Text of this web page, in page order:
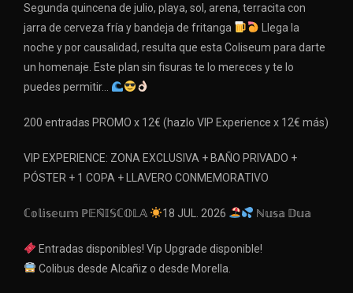
Segunda quincena de julio, playa, sol, arena, terracita con
jarra de cerveza fría y bandeja de fritanga
Llega la
noche y por causalidad, resulta que esta Coliseum para darte
un homenaje. Este plan sin fisuras te lo mereces y te lo
puedes permitir…
200 entradas PROMO x 12€ (hazlo VIP Experience x 12€ más)
VIP EXPERIENCE: ZONA EXCLUSIVA + BAÑO PRIVADO +
PÓSTER + 1 COPA + LLAVERO CONMEMORATIVO
ℂ𝕠𝕝𝕚𝕤𝕖𝕦𝕞 ℙ𝔼ℕ̃𝕀𝕊ℂ𝕆𝕃𝔸 18 JUL. 2026 ℕ𝕦𝕤𝕒 𝔻𝕦𝕒
Entradas disponibles! Vip Upgrade disponible!
Colibus desde Alcañiz o desde Morella.